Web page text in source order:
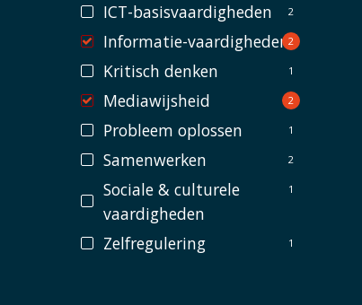
ICT-basisvaardigheden 2
Informatie-vaardigheden2
Kritisch denken 1
Mediawijsheid 2
Probleem oplossen 1
Samenwerken 2
Sociale & culturele
vaardigheden
1
Zelfregulering 1